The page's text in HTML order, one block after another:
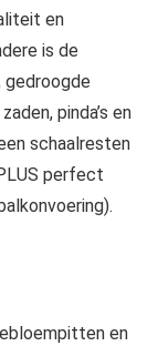
en
is de
gedroogde
pinda’s en
schaalresten
perfect
en